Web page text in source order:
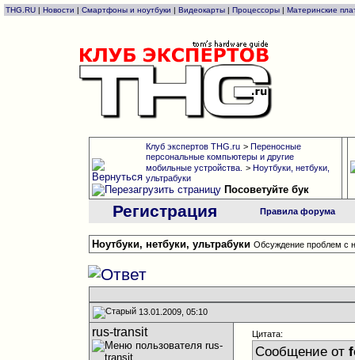
THG.RU | Новости | Смартфоны и ноутбуки | Видеокарты | Процессоры | Материнские
Клуб экспертов THG.ru > Переносные
персональные компьютеры и другие
мобильные устройства. > Ноутбуки, нетбуки,
ультрабуки
Посоветуйте бук
Регистрация Правила форума
Ноутбуки, нетбуки, ультрабуки Обсуждение проблем с
13.01.2009, 05:10
rus-transit Цитата:
Сообщение от